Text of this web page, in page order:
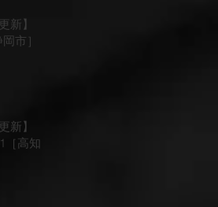
新】
市］
新】
［高知